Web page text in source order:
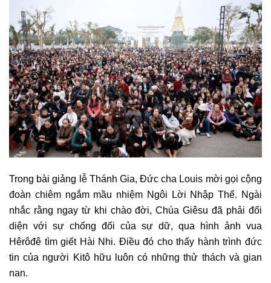
Trong bài giảng lễ Thánh Gia, Đức cha Louis mời gọi cộng
đoàn chiêm ngắm mầu nhiệm Ngôi Lời Nhập Thể. Ngài
nhắc rằng ngay từ khi chào đời, Chúa Giêsu đã phải đối
diện với sự chống đối của sự dữ, qua hình ảnh vua
Hêrôđê tìm giết Hài Nhi. Điều đó cho thấy hành trình đức
tin của người Kitô hữu luôn có những thử thách và gian
nan.